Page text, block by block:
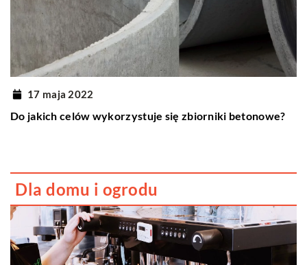
17 maja 2022
Do jakich celów wykorzystuje się zbiorniki betonowe?
Dla domu i ogrodu